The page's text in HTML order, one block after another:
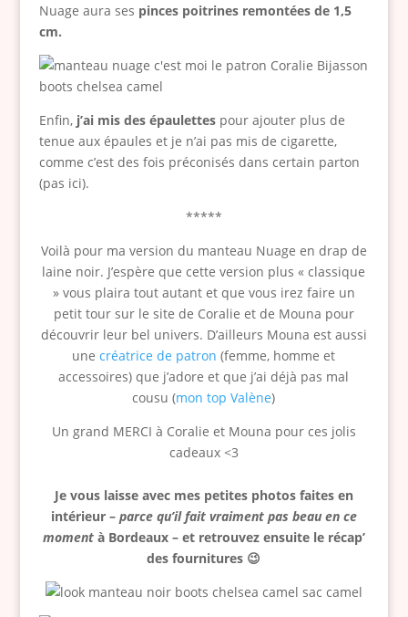
Nuage aura ses pinces poitrines remontées de 1,5
cm.
Enfin,j’ai mis des épaulettespour ajouter plus de
tenue aux épaules et je n’ai pas mis de cigarette,
comme c’est des fois préconisés dans certain parton
(pas ici).
*****
Voilà pour ma version du manteau Nuage en drap de
laine noir. J’espère que cette version plus « classique
» vous plaira tout autant et que vous irez faire un
petit tour sur le site de Coralie et de Mouna pour
découvrir leur bel univers. D’ailleurs Mouna est aussi
unecréatrice de patron (femme, homme et
accessoires) que j’adore et que j’ai déjà pas mal
cousu (mon top Valène)
Un grand MERCI à Coralie et Mouna pour ces jolis
cadeaux <3
Je vous laisse avec mes petites photos faites en
intérieur – parce qu’il fait vraiment pas beau en ce
momentà Bordeaux – et retrouvez ensuite le récap’
des fournitures 😉